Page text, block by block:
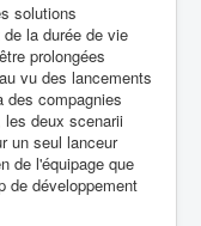
solutions
la durée de vie
prolongées
vu des lancements
des compagnies
deux scenarii
un seul lanceur
de l'équipage que
de développement